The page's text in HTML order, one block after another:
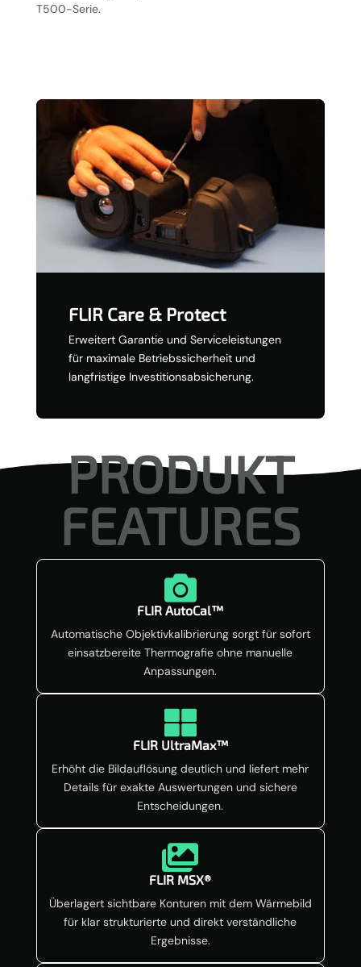
T500-Serie.
FLIR Care & Protect
Erweitert Garantie und Serviceleistungen
für maximale Betriebssicherheit und
langfristige Investitionsabsicherung.
PRODUKT
FEATURES

FLIR AutoCal™
Automatische Objektivkalibrierung sorgt für sofort
einsatzbereite Thermografie ohne manuelle
Anpassungen.

FLIR UltraMax™
Erhöht die Bildauflösung deutlich und liefert mehr
Details für exakte Auswertungen und sichere
Entscheidungen.

FLIR MSX®
Überlagert sichtbare Konturen mit dem Wärmebild
für klar strukturierte und direkt verständliche
Ergebnisse.